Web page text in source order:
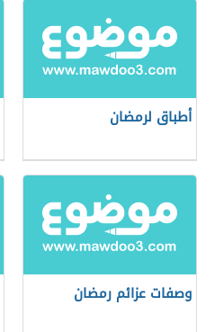
أطباق لرمضان
وصفات عزائم رمضان